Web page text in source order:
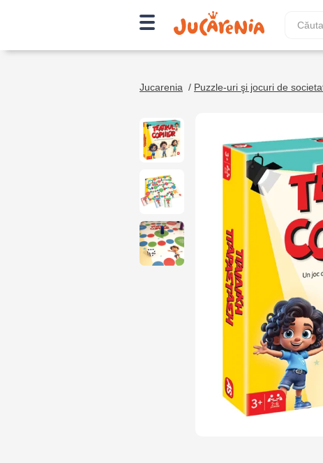
Jucarenia / Puzzle-uri şi jocuri de